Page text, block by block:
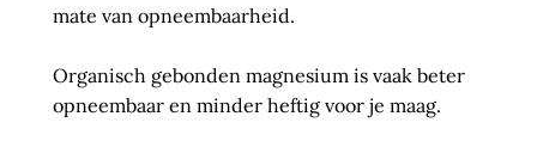
mate van opneembaarheid.
Organisch gebonden magnesium is vaak beter
opneembaar en minder heftig voor je maag.